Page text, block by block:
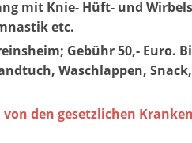
mit Knie- Hüft- und
etc.
Gebühr 50,- Euro.
Waschlappen,
den gesetzlichen